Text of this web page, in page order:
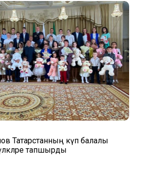
Татарстанның күп балалы
бүләкләре тапшырды